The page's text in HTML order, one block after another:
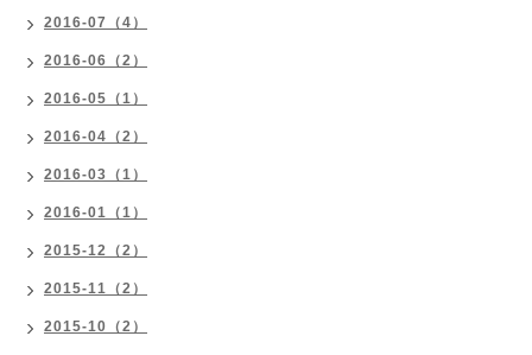
2016-07（4）
2016-06（2）
2016-05（1）
2016-04（2）
2016-03（1）
2016-01（1）
2015-12（2）
2015-11（2）
2015-10（2）